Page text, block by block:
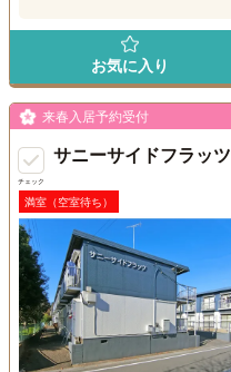
お気に入り
チェック
来春入居予約受付
サニーサイドフラッツ
満室（空室待ち）